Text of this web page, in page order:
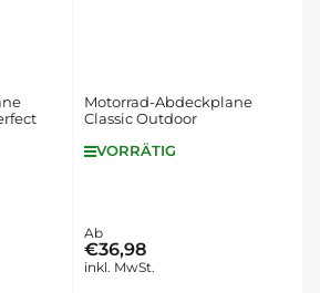
Motorrad-Abdeckplane
Classic Outdoor
VORRÄTIG
Normaler
Preis
Ab
€36,98
inkl. MwSt.